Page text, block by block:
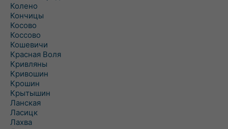
Колено
Кончицы
Косово
Коссово
Кошевичи
Красная Воля
Кривляны
Кривошин
Крошин
Крытышин
Ланская
Ласицк
Лахва